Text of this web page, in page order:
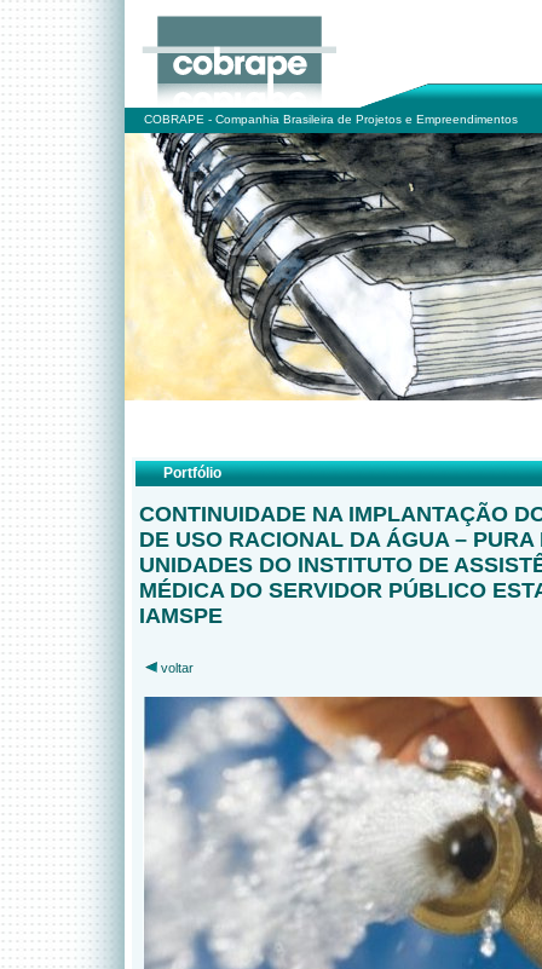
COBRAPE - Companhia Brasileira de Projetos e Empreendimentos
Portfólio
CONTINUIDADE NA IMPLANTAÇÃO
DE USO RACIONAL DA ÁGUA – PURA
UNIDADES DO INSTITUTO DE
MÉDICA DO SERVIDOR PÚBLICO
IAMSPE
voltar